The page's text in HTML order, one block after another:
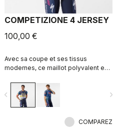
COMPETIZIONE 4 JERSEY
100,00 €
Avec sa coupe et ses tissus
modernes, ce maillot polyvalent est
navigate_before
COMPAREZ